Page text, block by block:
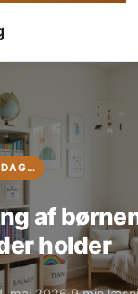
HJEMMET & HVERDAGEN
af
holder